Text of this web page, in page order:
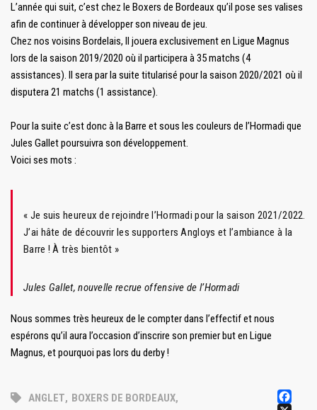
L’année qui suit, c’est chez le Boxers de Bordeaux qu’il pose ses valises
afin de continuer à développer son niveau de jeu.
Chez nos voisins Bordelais, Il jouera exclusivement en Ligue Magnus
lors de la saison 2019/2020 où il participera à 35 matchs (4
assistances). Il sera par la suite titularisé pour la saison 2020/2021 où il
disputera 21 matchs (1 assistance).
Pour la suite c’est donc à la Barre et sous les couleurs de l’Hormadi que
Jules Gallet poursuivra son développement.
Voici ses mots :
« Je suis heureux de rejoindre l’Hormadi pour la saison 2021/2022.
J’ai hâte de découvrir les supporters Angloys et l’ambiance à la
Barre ! À très bientôt »
Jules Gallet, nouvelle recrue offensive de l’Hormadi
Nous sommes très heureux de le compter dans l’effectif et nous
espérons qu’il aura l’occasion d’inscrire son premier but en Ligue
Magnus, et pourquoi pas lors du derby !
ANGLET, BOXERS DE BORDEAUX,